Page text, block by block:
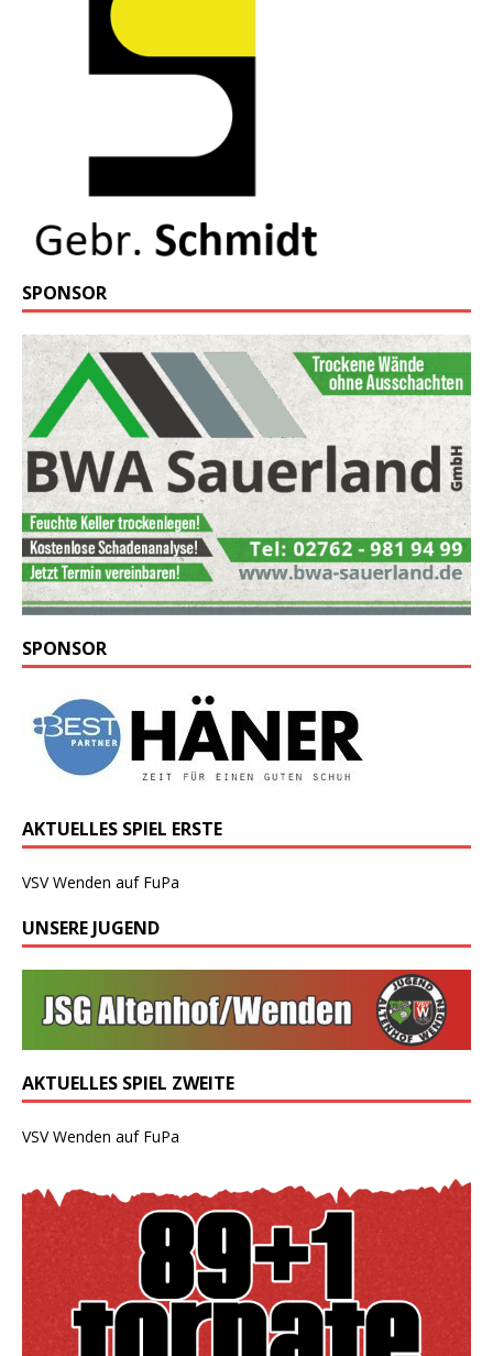
SPONSOR
SPONSOR
AKTUELLES SPIEL ERSTE
VSV Wenden auf FuPa
UNSERE JUGEND
AKTUELLES SPIEL ZWEITE
VSV Wenden auf FuPa